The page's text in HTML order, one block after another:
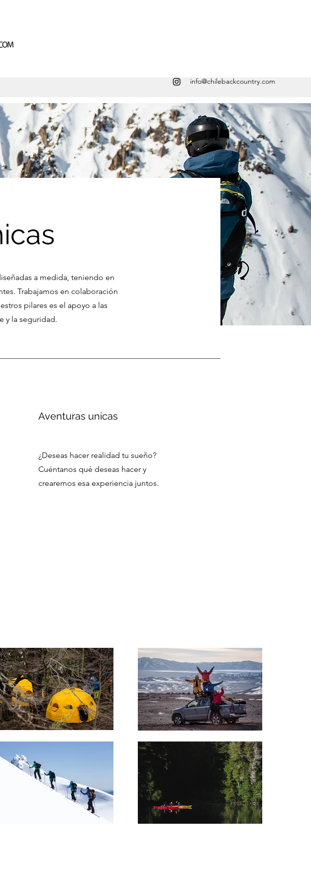
info@chilebackcountry.com
a medida, teniendo en
Trabajamos en colaboración
pilares es el apoyo a las
y la seguridad.
Aventuras unicas
¿Deseas hacer realidad tu sueño?
Cuéntanos qué deseas hacer y
crearemos esa experiencia juntos.